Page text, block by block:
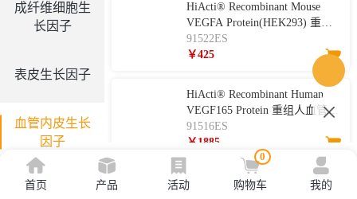
成纤维细胞生
长因子
表皮生长因子
血管内皮生长
因子
集落刺激因子
HiActi® Recombinant Mouse
VEGFA Protein(HEK293) 重组
小鼠血管内皮生长因子A
91522ES
￥425
HiActi® Recombinant Human
VEGF165 Protein 重组人血管内
皮生长因子-165
91516ES
￥1885
首页 产品 活动
0
购物车 我的